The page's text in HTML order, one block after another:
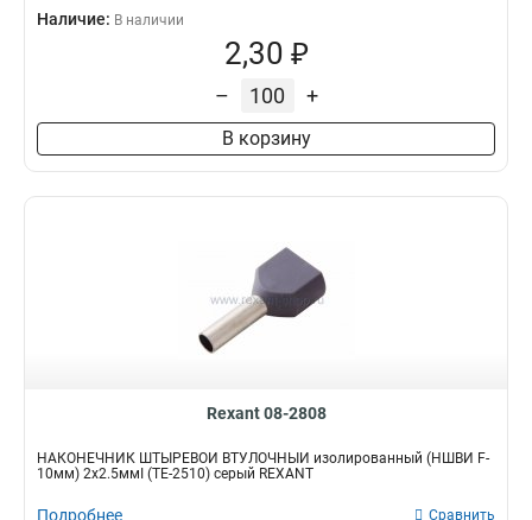
Наличие: В наличии
2,30 ₽
– +
В корзину
Rexant 08-2808
НАКОНЕЧНИК ШТЫРЕВОЙ ВТУЛОЧНЫЙ изолированный (НШВИ F-
10мм) 2х2.5ммІ (TE-2510) серый REXANT
Подробнее Сравнить